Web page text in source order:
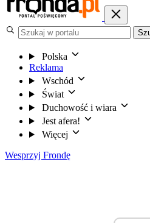
Polska
Reklama
Wschód
Świat
Duchowość i wiara
Jest afera!
Więcej
Wesprzyj Frondę